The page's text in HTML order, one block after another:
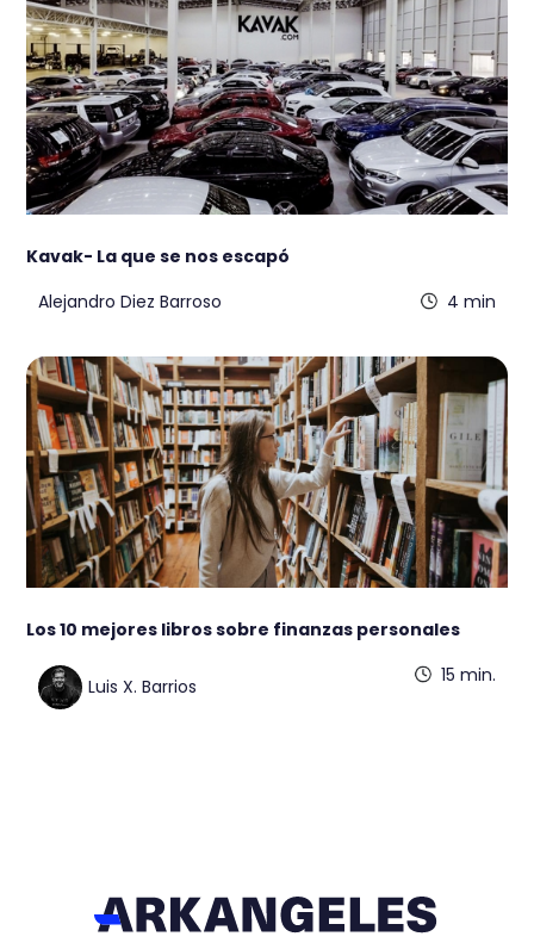
Kavak- La que se nos escapó
Alejandro Diez Barroso
4 min
Los 10 mejores libros sobre finanzas personales
Luis X. Barrios
15 min.